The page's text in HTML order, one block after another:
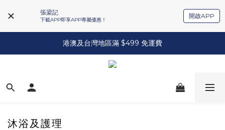
張梁記
下載APP即享APP專屬優惠！
開啟APP
港澳及台灣地區滿 $499 免運費
沐浴及護理